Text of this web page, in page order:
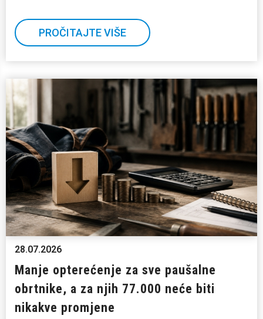
PROČITAJTE VIŠE
28.07.2026
Manje opterećenje za sve paušalne
obrtnike, a za njih 77.000 neće biti
nikakve promjene